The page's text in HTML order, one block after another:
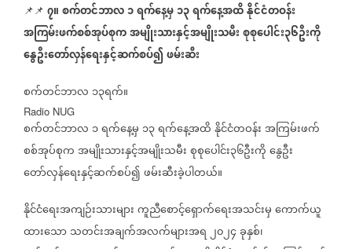
📌📌 ၇။စက်တင်ဘာလ၁ရက်နေ့မှ၁၃ရက်နေ့အထိနိုင်ငံတဝန်း
အကြမ်းဖက်စစ်အုပ်စုကအမျိုးသားနှင့်အမျိုးသမီးစုစုပေါင်း၃၆ဦးကို
နွေဦးတော်လှန်ရေးနှင့်ဆက်စပ်၍ဖမ်းဆီး
စက်တင်ဘာလ ၁၃ရက်။
Radio NUG
စက်တင်ဘာလ ၁ရက်နေ့မှ ၁၃ရက်နေ့အထိနိုင်ငံတဝန်းအကြမ်းဖက်
စစ်အုပ်စုကအမျိုးသားနှင့်အမျိုးသမီးစုစုပေါင်း၃၆ဦးကိုနွေဦး
တော်လှန်ရေးနှင့်ဆက်စပ်၍ဖမ်းဆီးခဲ့ပါတယ်။
နိုင်ငံရေးအကျဉ်းသားများကူညီစောင့်ရှောက်ရေးအသင်းမှကောက်ယူ
ထားသောသတင်းအချက်အလက်များအရ၂၀၂၄ခုနှစ်၊